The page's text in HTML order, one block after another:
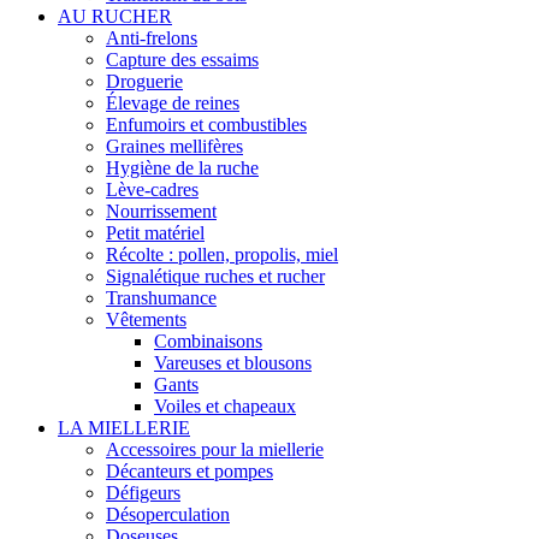
AU RUCHER
Anti-frelons
Capture des essaims
Droguerie
Élevage de reines
Enfumoirs et combustibles
Graines mellifères
Hygiène de la ruche
Lève-cadres
Nourrissement
Petit matériel
Récolte : pollen, propolis, miel
Signalétique ruches et rucher
Transhumance
Vêtements
Combinaisons
Vareuses et blousons
Gants
Voiles et chapeaux
LA MIELLERIE
Accessoires pour la miellerie
Décanteurs et pompes
Défigeurs
Désoperculation